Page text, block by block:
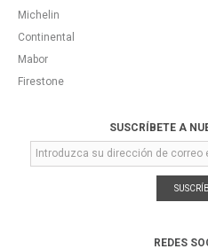
Michelin
Continental
Mabor
Firestone
SUSCRÍBETE A
REDES